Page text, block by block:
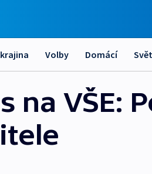
Volby Domácí Svět
na VŠE: